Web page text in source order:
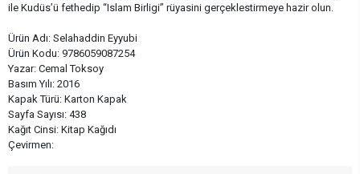
ile Kudüs’ü fethedip “Islam Birligi” rüyasini gerçeklestirmeye hazir olun.
Ürün Adı: Selahaddin Eyyubi
Ürün Kodu: 9786059087254
Yazar: Cemal Toksoy
Basım Yılı: 2016
Kapak Türü: Karton Kapak
Sayfa Sayısı: 438
Kağıt Cinsi: Kitap Kağıdı
Çevirmen: